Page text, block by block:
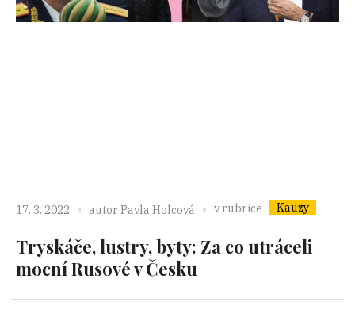
17. 3. 2022 autor Pavla Holcová v rubrice Kauzy
Tryskáče, lustry, byty: Za co utráceli
mocní Rusové v Česku